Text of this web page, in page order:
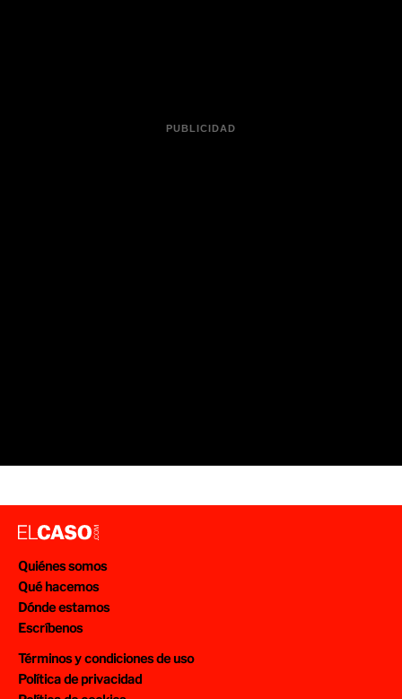
Quiénes somos
Qué hacemos
Dónde estamos
Escríbenos
Términos y condiciones de uso
Política de privacidad